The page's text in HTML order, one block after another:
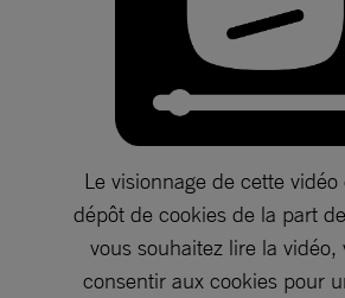
Le visionnage de cette
dépôt de cookies de la part
vous souhaitez lire la vidéo,
consentir aux cookies pour